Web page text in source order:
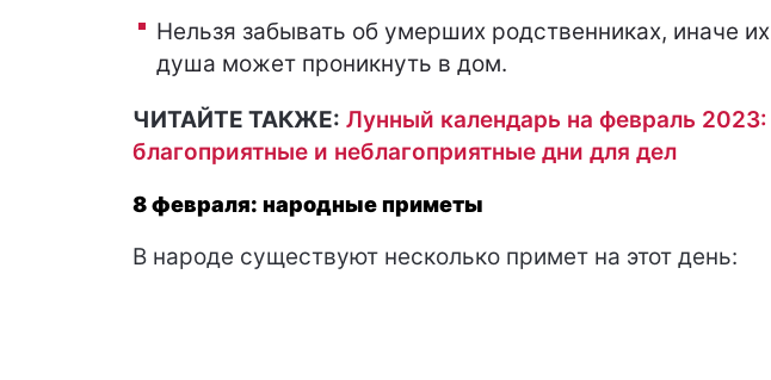
Нельзя забывать об умерших родственниках, иначе их
душа может проникнуть в дом.
ЧИТАЙТЕ ТАКЖЕ: Лунный календарь на февраль 2023:
благоприятные и неблагоприятные дни для дел
8 февраля: народные приметы
В народе существуют несколько примет на этот день: